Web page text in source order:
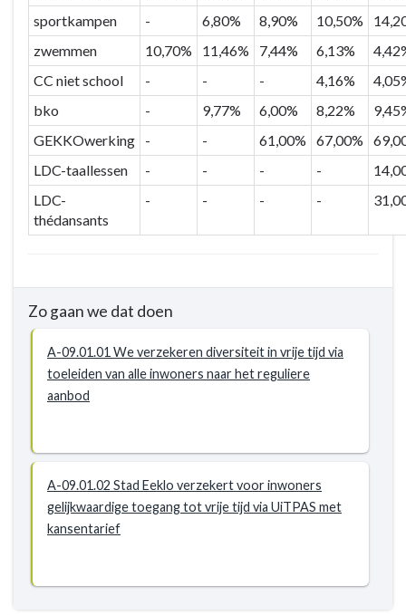
sportkampen
- 6,80% 8,90% 10,50%
zwemmen
10,70% 11,46% 7,44% 6,13%
CC niet school
- - - 4,16%
bko
- 9,77% 6,00% 8,22%
GEKKOwerking
- - 61,00% 67,00%
LDC-taallessen
- - - -
LDC-
thédansants
- - - -
Zo gaan we dat doen
A-09.01.01 We verzekeren diversiteit in vrije tijd via
toeleiden van alle inwoners naar het reguliere
aanbod
A-09.01.02 Stad Eeklo verzekert voor inwoners
gelijkwaardige toegang tot vrije tijd via UiTPAS met
kansentarief